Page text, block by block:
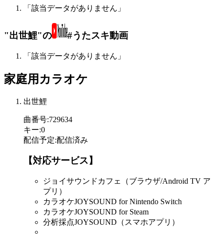
「該当データがありません」
"出世鯉"の #うたスキ動画
「該当データがありません」
家庭用カラオケ
出世鯉
曲番号:729634
キー:0
配信予定:配信済み
【対応サービス】
ジョイサウンドカフェ（ブラウザ/Android TV ア
プリ）
カラオケJOYSOUND for Nintendo Switch
カラオケJOYSOUND for Steam
分析採点JOYSOUND（スマホアプリ）